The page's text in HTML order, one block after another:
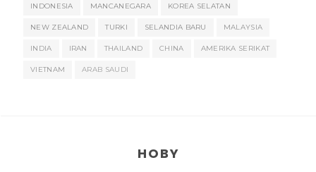
INDONESIA MANCANEGARA KOREA SELATAN
NEW ZEALAND TURKI SELANDIA BARU MALAYSIA
INDIA IRAN THAILAND CHINA AMERIKA SERIKAT
VIETNAM ARAB SAUDI
HOBY